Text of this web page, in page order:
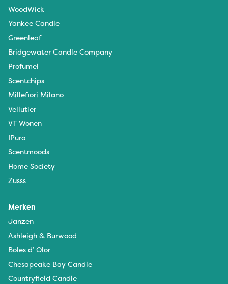
WoodWick
Yankee Candle
Greenleaf
Bridgewater Candle Company
Profumel
Scentchips
Millefiori Milano
Vellutier
VT Wonen
IPuro
Scentmoods
Home Society
Zusss
Merken
Janzen
Ashleigh & Burwood
Boles d’ Olor
Chesapeake Bay Candle
Countryfield Candle